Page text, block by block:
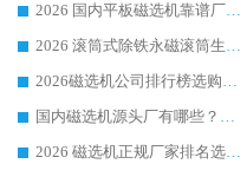
2026 国内平板磁选机靠谱厂家排名 行业实测口碑设备按需选购全指南
2026 滚筒式除铁永磁滚筒生产厂家推荐排名|行业口碑选购指南，领域强者源头厂商精选
2026磁选机公司排行榜选购指南|正规源头厂家推荐，领域强者高性价比靠谱信赖品牌
国内磁选机源头厂有哪些？2026 综合实力排名与采购避坑技巧
2026 磁选机正规厂家排名选购指南|行业口碑信赖品牌推荐性价比高靠谱磁电企业